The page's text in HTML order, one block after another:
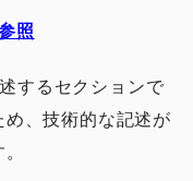
照
するセクションで
、技術的な記述が